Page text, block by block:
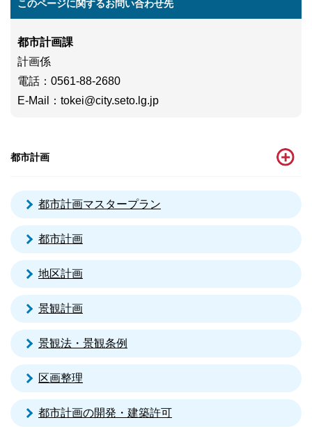
このページに関するお問い合わせ先
都市計画課
計画係
電話 ：0561-88-2680
E-Mail
： tokei@city.seto.lg.jp
都市計画
都市計画マスタープラン
都市計画
地区計画
景観計画
景観法・景観条例
区画整理
都市計画の開発・建築許可